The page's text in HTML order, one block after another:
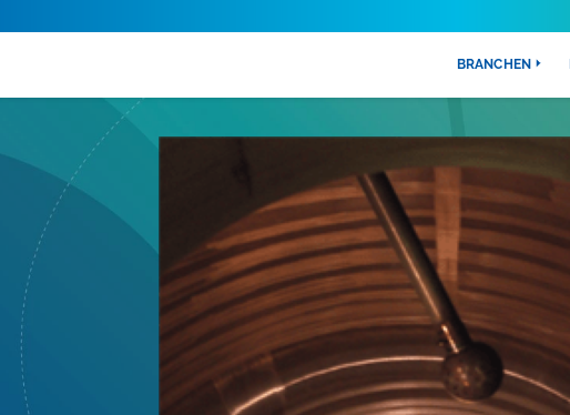
BRANCHEN